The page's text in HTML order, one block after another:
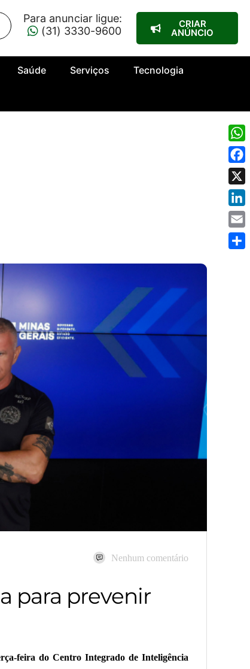
Para anunciar ligue:
(31) 3330-9600
CRIAR
ANÚNCIO
Saúde Serviços Tecnologia
Nenhum comentário
para prevenir
feira do Centro Integrado de Inteligência
X